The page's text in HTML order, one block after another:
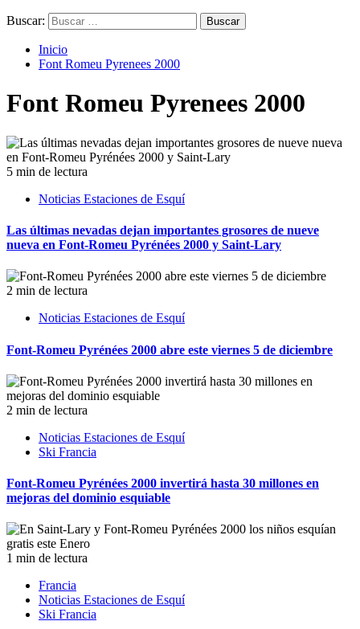
Buscar:
Inicio
Font Romeu Pyrenees 2000
Font Romeu Pyrenees 2000
5 min de lectura
Noticias Estaciones de Esquí
Las últimas nevadas dejan importantes grosores de nueve
nueva en Font-Romeu Pyrénées 2000 y Saint-Lary
2 min de lectura
Noticias Estaciones de Esquí
Font-Romeu Pyrénées 2000 abre este viernes 5 de diciembre
2 min de lectura
Noticias Estaciones de Esquí
Ski Francia
Font-Romeu Pyrénées 2000 invertirá hasta 30 millones en
mejoras del dominio esquiable
1 min de lectura
Francia
Noticias Estaciones de Esquí
Ski Francia